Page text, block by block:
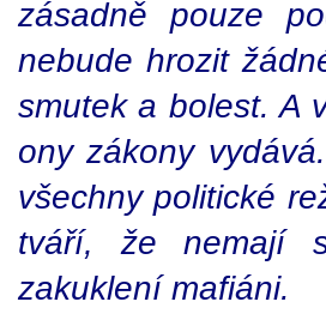
zásadně pouze
nebude hrozit
smutek a bolest. A
ony zákony
všechny politické
tváří, že nemají
zakuklení mafiáni.